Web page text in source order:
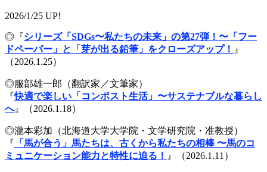
2026/1/25 UP!
◎『シリーズ「SDGs〜私たちの未来」の第27弾！〜「フー
ドペーパー」と「芽が出る鉛筆」をクローズアップ！ 』
（2026.1.25）
◎服部雄一郎（翻訳家／文筆家）
『快適で楽しい「コンポスト生活」〜サステナブルな暮らし
へ』（2026.1.18）
◎瀧本彩加（北海道大学大学院・文学研究院・准教授）
『 「馬が合う」馬たちは、古くから私たちの相棒 〜馬のコ
ミュニケーション能力と特性に迫る！ 』（2026.1.11）